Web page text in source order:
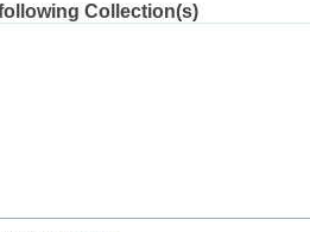
Collection(s)